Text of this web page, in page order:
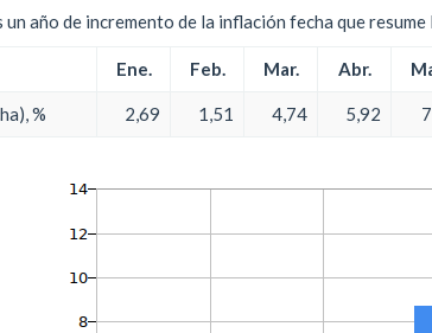
año de incremento de la inflación fecha que
Ene. Feb. Mar. Abr.
% 2,69 1,51 4,74 5,92